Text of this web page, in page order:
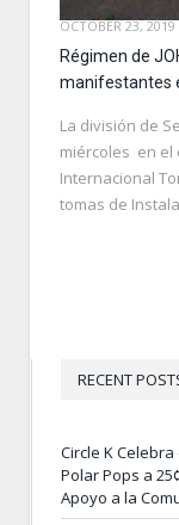
OCTOBER 23, 2019
Régimen de
manifestantes
La división de
miércoles en el
Internacional
tomas de
RECENT
Circle K
Polar Pops a
Apoyo a la